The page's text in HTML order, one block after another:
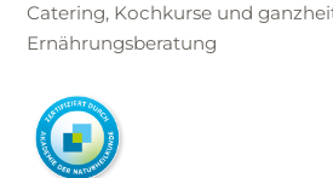
Catering, Kochkurse und
Ernährungsberatung